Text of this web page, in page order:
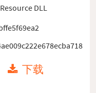
DLL
下载